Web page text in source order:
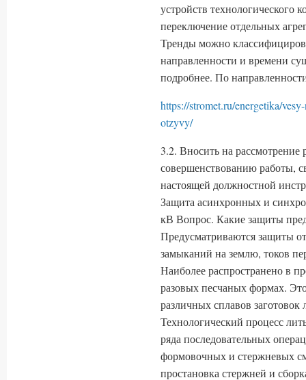
устройств технологического
переключение отдельных
Тренды можно
направленности и времени
подробнее. По
https://stromet.ru/energetika/
otzyvy/
3.2. Вносить на рассмотрение
совершенствованию работы,
настоящей должностной
Защита асинхронных и
кВ Вопрос. Какие защиты
Предусматриваются защиты
замыканий на землю, токов
Наиболее распространено в
разовых песчаных формах.
различных сплавов
Технологический процесс
ряда последовательных
формовочных и стержневых
простановка стержней и